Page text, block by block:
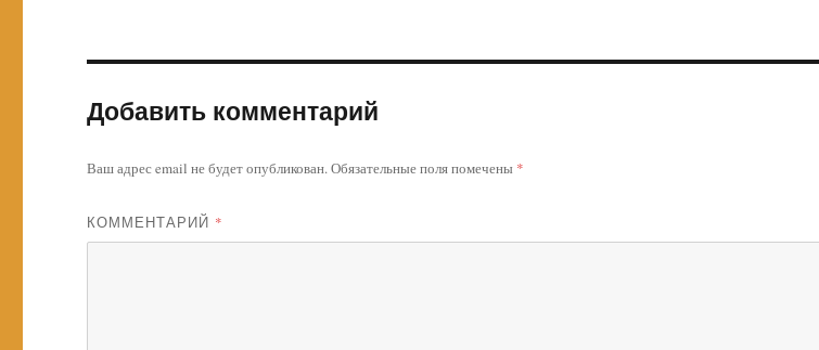
Добавить комментарий
Ваш адрес email не будет опубликован.Обязательные поля помечены *
КОММЕНТАРИЙ *